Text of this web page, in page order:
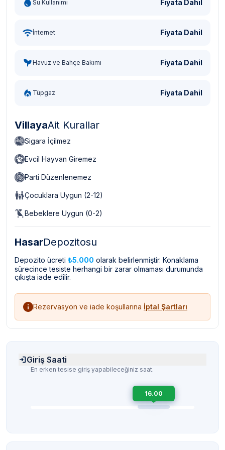
Su Kullanımı Fiyata Dahil
İnternet Fiyata Dahil
Havuz ve Bahçe Bakımı Fiyata Dahil
Tüpgaz Fiyata Dahil
VillayaAit Kurallar
Sigara İçilmez
Evcil Hayvan Giremez
Parti Düzenlenemez
Çocuklara Uygun (2-12)
Bebeklere Uygun (0-2)
HasarDepozitosu
Depozito ücreti ₺5.000 olarak belirlenmiştir. Konaklama
sürecince tesiste herhangi bir zarar olmaması durumunda
çıkışta iade edilir.
Rezervasyon ve iade koşullarına İptal Şartları
Giriş Saati
En erken tesise giriş yapabileceğiniz saat.
16.00